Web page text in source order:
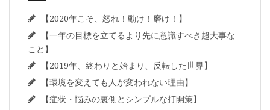
【2020年こそ、怒れ！動け！磨け！】
【一年の目標を立てるより先に意識すべき超大事な
こと】
【2019年、終わりと始まり、反転した世界】
【環境を変えても人が変われない理由】
【症状・悩みの裏側とシンプルな打開策】